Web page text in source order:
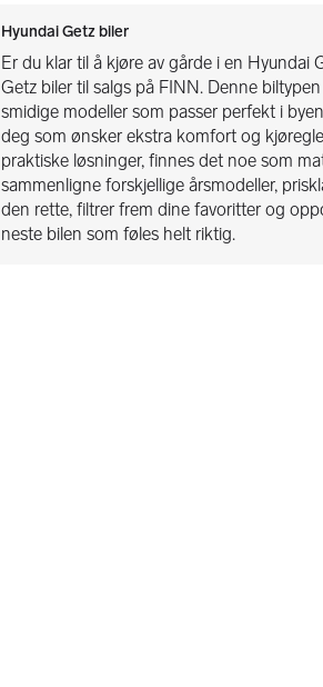
Hyundai Getz biler
Er du klar til å kjøre av gårde i en
Getz biler til salgs på FINN. Denne
smidige modeller som passer perfekt i
deg som ønsker ekstra komfort og
praktiske løsninger, finnes det noe som
sammenligne forskjellige årsmodeller,
den rette, filtrer frem dine favoritter og
neste bilen som føles helt riktig.